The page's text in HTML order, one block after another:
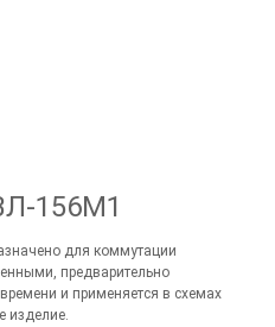
156М1
для коммутации
предварительно
и применяется в схемах
изделие.